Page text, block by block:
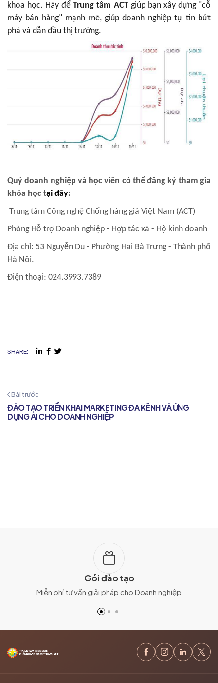
khoa học. Hãy đểTrung tâm ACTgiúp bạn xây dựng "cỗ
máy bán hàng" mạnh mẽ, giúp doanh nghiệp tự tin bứt
phá và dẫn đầu thị trường.
Quý doanh nghiệp và học viên có thể đăng ký tham gia
khóa học tại đây:
Trung tâm Công nghệ Chống hàng giả Việt Nam (ACT)
Phòng Hỗ trợ Doanh nghiệp - Hợp tác xã - Hộ kinh doanh
Địa chỉ: 53 Nguyễn Du - Phường Hai Bà Trưng - Thành phố
Hà Nội.
Điện thoại: 024.3993.7389
SHARE:
Bài trước
ĐÀO TẠO TRIỂN KHAI MARKETING ĐA KÊNH VÀ ỨNG
DỤNG AI CHO DOANH NGHIỆP
Gói đào tạo
Miễn phí tư vấn giải pháp cho Doanh nghiệp